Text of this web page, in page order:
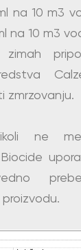
na 10 m3
na 10 m3
zmrzovanju.
ne
Biocide